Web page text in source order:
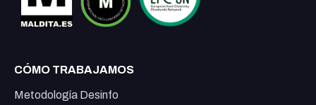
CÓMO TRABAJAMOS
Metodología Desinfo